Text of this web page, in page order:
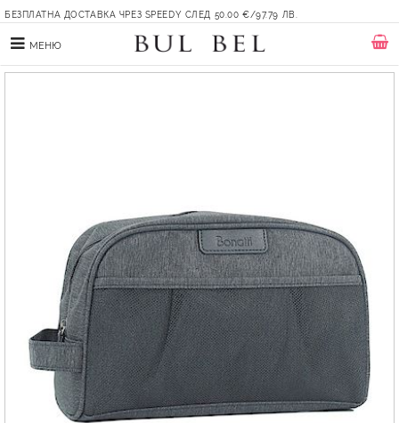
БЕЗПЛАТНА ДОСТАВКА ЧРЕЗ SPEEDY СЛЕД 50.00 €/97.79 ЛВ.
МЕНЮ